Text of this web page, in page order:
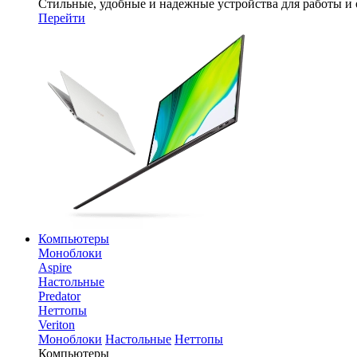
Стильные, удобные и надежные устройства для работы и
Перейти
Компьютеры
Моноблоки
Aspire
Настольные
Predator
Неттопы
Veriton
Моноблоки Настольные Неттопы
Компьютеры